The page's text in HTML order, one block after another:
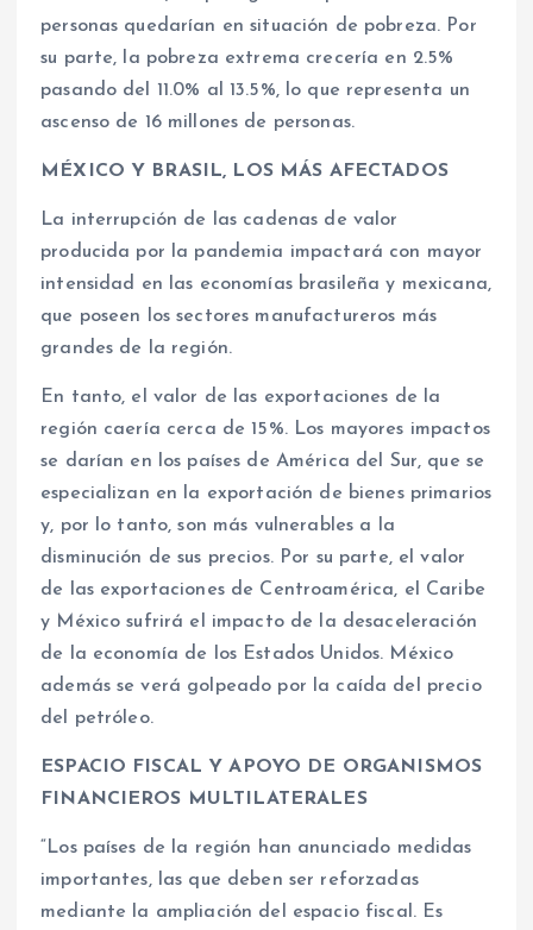
personas quedarían en situación de pobreza. Por
su parte, la pobreza extrema crecería en 2.5%
pasando del 11.0% al 13.5%, lo que representa un
ascenso de 16 millones de personas.
MÉXICO Y BRASIL, LOS MÁS AFECTADOS
La interrupción de las cadenas de valor
producida por la pandemia impactará con mayor
intensidad en las economías brasileña y mexicana,
que poseen los sectores manufactureros más
grandes de la región.
En tanto, el valor de las exportaciones de la
región caería cerca de 15%. Los mayores impactos
se darían en los países de América del Sur, que se
especializan en la exportación de bienes primarios
y, por lo tanto, son más vulnerables a la
disminución de sus precios. Por su parte, el valor
de las exportaciones de Centroamérica, el Caribe
y México sufrirá el impacto de la desaceleración
de la economía de los Estados Unidos. México
además se verá golpeado por la caída del precio
del petróleo.
ESPACIO FISCAL Y APOYO DE ORGANISMOS
FINANCIEROS MULTILATERALES
“Los países de la región han anunciado medidas
importantes, las que deben ser reforzadas
mediante la ampliación del espacio fiscal. Es